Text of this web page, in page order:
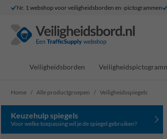
Nr. 1 webshop voor veiligheidsborden en -pictogrammen
Veiligheidsborden
Home Alle productgroepen Veiligheidsspiegels
Keuzehulp spiegels
Voor welke toepassing wil je de spiegel gebruiken?